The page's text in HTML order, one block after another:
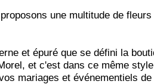
une multitude de
et épuré que se défini la
et c'est dans ce même
mariages et événementiels